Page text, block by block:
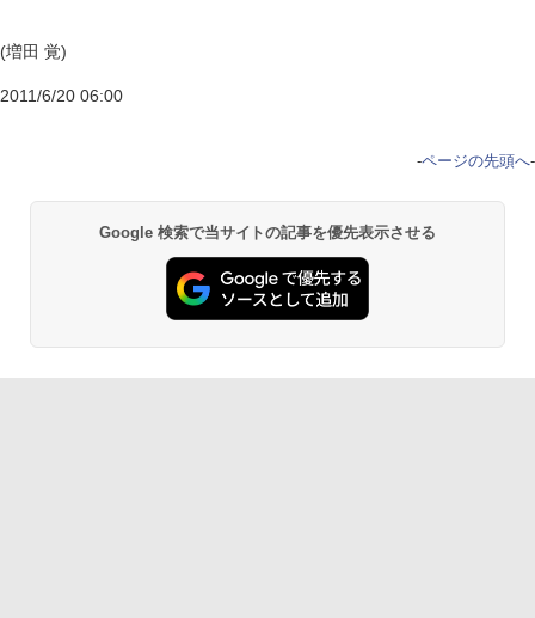
(増田 覚)
2011/6/20 06:00
-ページの先頭へ-
Google 検索で当サイトの記事を優先表示させる